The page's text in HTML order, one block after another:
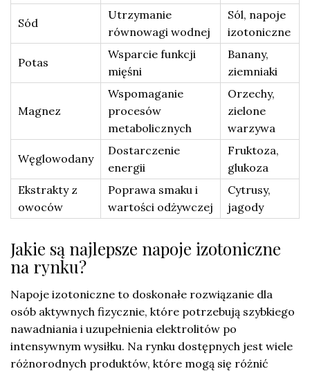
Sód
Utrzymanie
równowagi wodnej
Sól, napoje
izotoniczne
Potas
Wsparcie funkcji
mięśni
Banany,
ziemniaki
Magnez
Wspomaganie
procesów
metabolicznych
Orzechy,
zielone
warzywa
Węglowodany
Dostarczenie
energii
Fruktoza,
glukoza
Ekstrakty z
owoców
Poprawa smaku i
wartości odżywczej
Cytrusy,
jagody
Jakie są najlepsze napoje izotoniczne
na rynku?
Napoje izotoniczne to doskonałe rozwiązanie dla
osób aktywnych fizycznie, które potrzebują szybkiego
nawadniania i uzupełnienia elektrolitów po
intensywnym wysiłku. Na rynku dostępnych jest wiele
różnorodnych produktów, które mogą się różnić